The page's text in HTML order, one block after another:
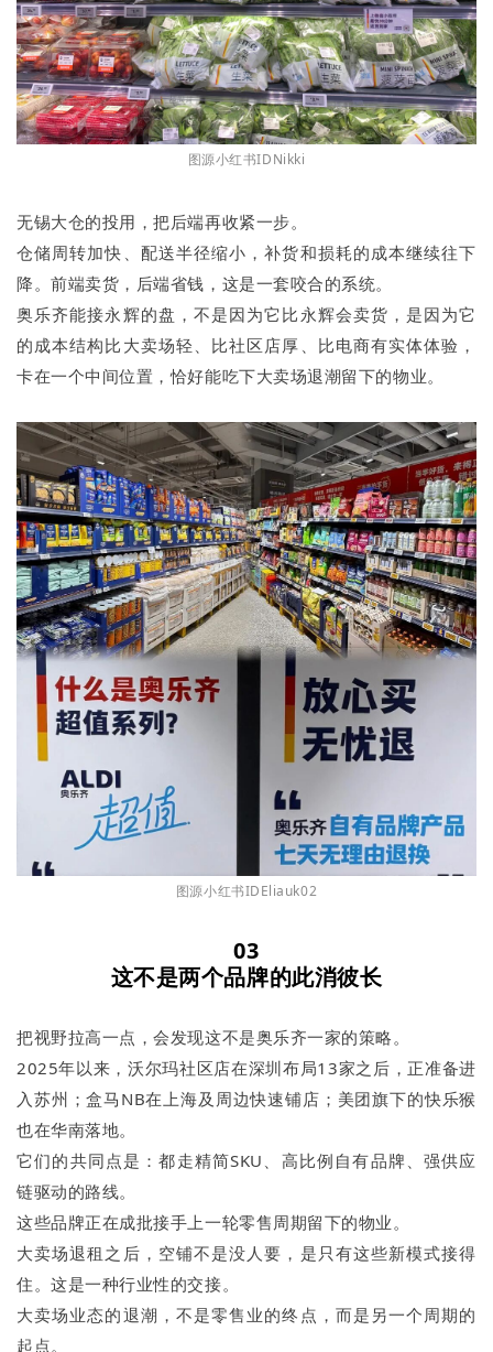
图源小红书IDNikki
无锡大仓的投用，把后端再收紧一步。
仓储周转加快、配送半径缩小，补货和损耗的成本继续往下
降。前端卖货，后端省钱，这是一套咬合的系统。
奥乐齐能接永辉的盘，不是因为它比永辉会卖货，是因为它
的成本结构比大卖场轻、比社区店厚、比电商有实体体验，
卡在一个中间位置，恰好能吃下大卖场退潮留下的物业。
图源小红书IDEliauk02
03
这不是两个品牌的此消彼长
把视野拉高一点，会发现这不是奥乐齐一家的策略。
2025年以来，沃尔玛社区店在深圳布局13家之后，正准备进
入苏州；盒马NB在上海及周边快速铺店；美团旗下的快乐猴
也在华南落地。
它们的共同点是：都走精简SKU、高比例自有品牌、强供应
链驱动的路线。
这些品牌正在成批接手上一轮零售周期留下的物业。
大卖场退租之后，空铺不是没人要，是只有这些新模式接得
住。这是一种行业性的交接。
大卖场业态的退潮，不是零售业的终点，而是另一个周期的
起点。